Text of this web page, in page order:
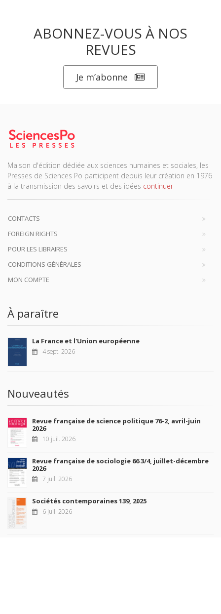
ABONNEZ-VOUS À NOS
REVUES
Je m’abonne
Maison d'édition dédiée aux sciences humaines et sociales, les
Presses de Sciences Po participent depuis leur création en 1976
à la transmission des savoirs et des idées continuer
CONTACTS
FOREIGN RIGHTS
POUR LES LIBRAIRES
CONDITIONS GÉNÉRALES
MON COMPTE
À paraître
La France et l'Union européenne
4 sept. 2026
Nouveautés
Revue française de science politique 76-2, avril-juin
2026
10 juil. 2026
Revue française de sociologie 66 3/4, juillet-décembre
2026
7 juil. 2026
Sociétés contemporaines 139, 2025
6 juil. 2026